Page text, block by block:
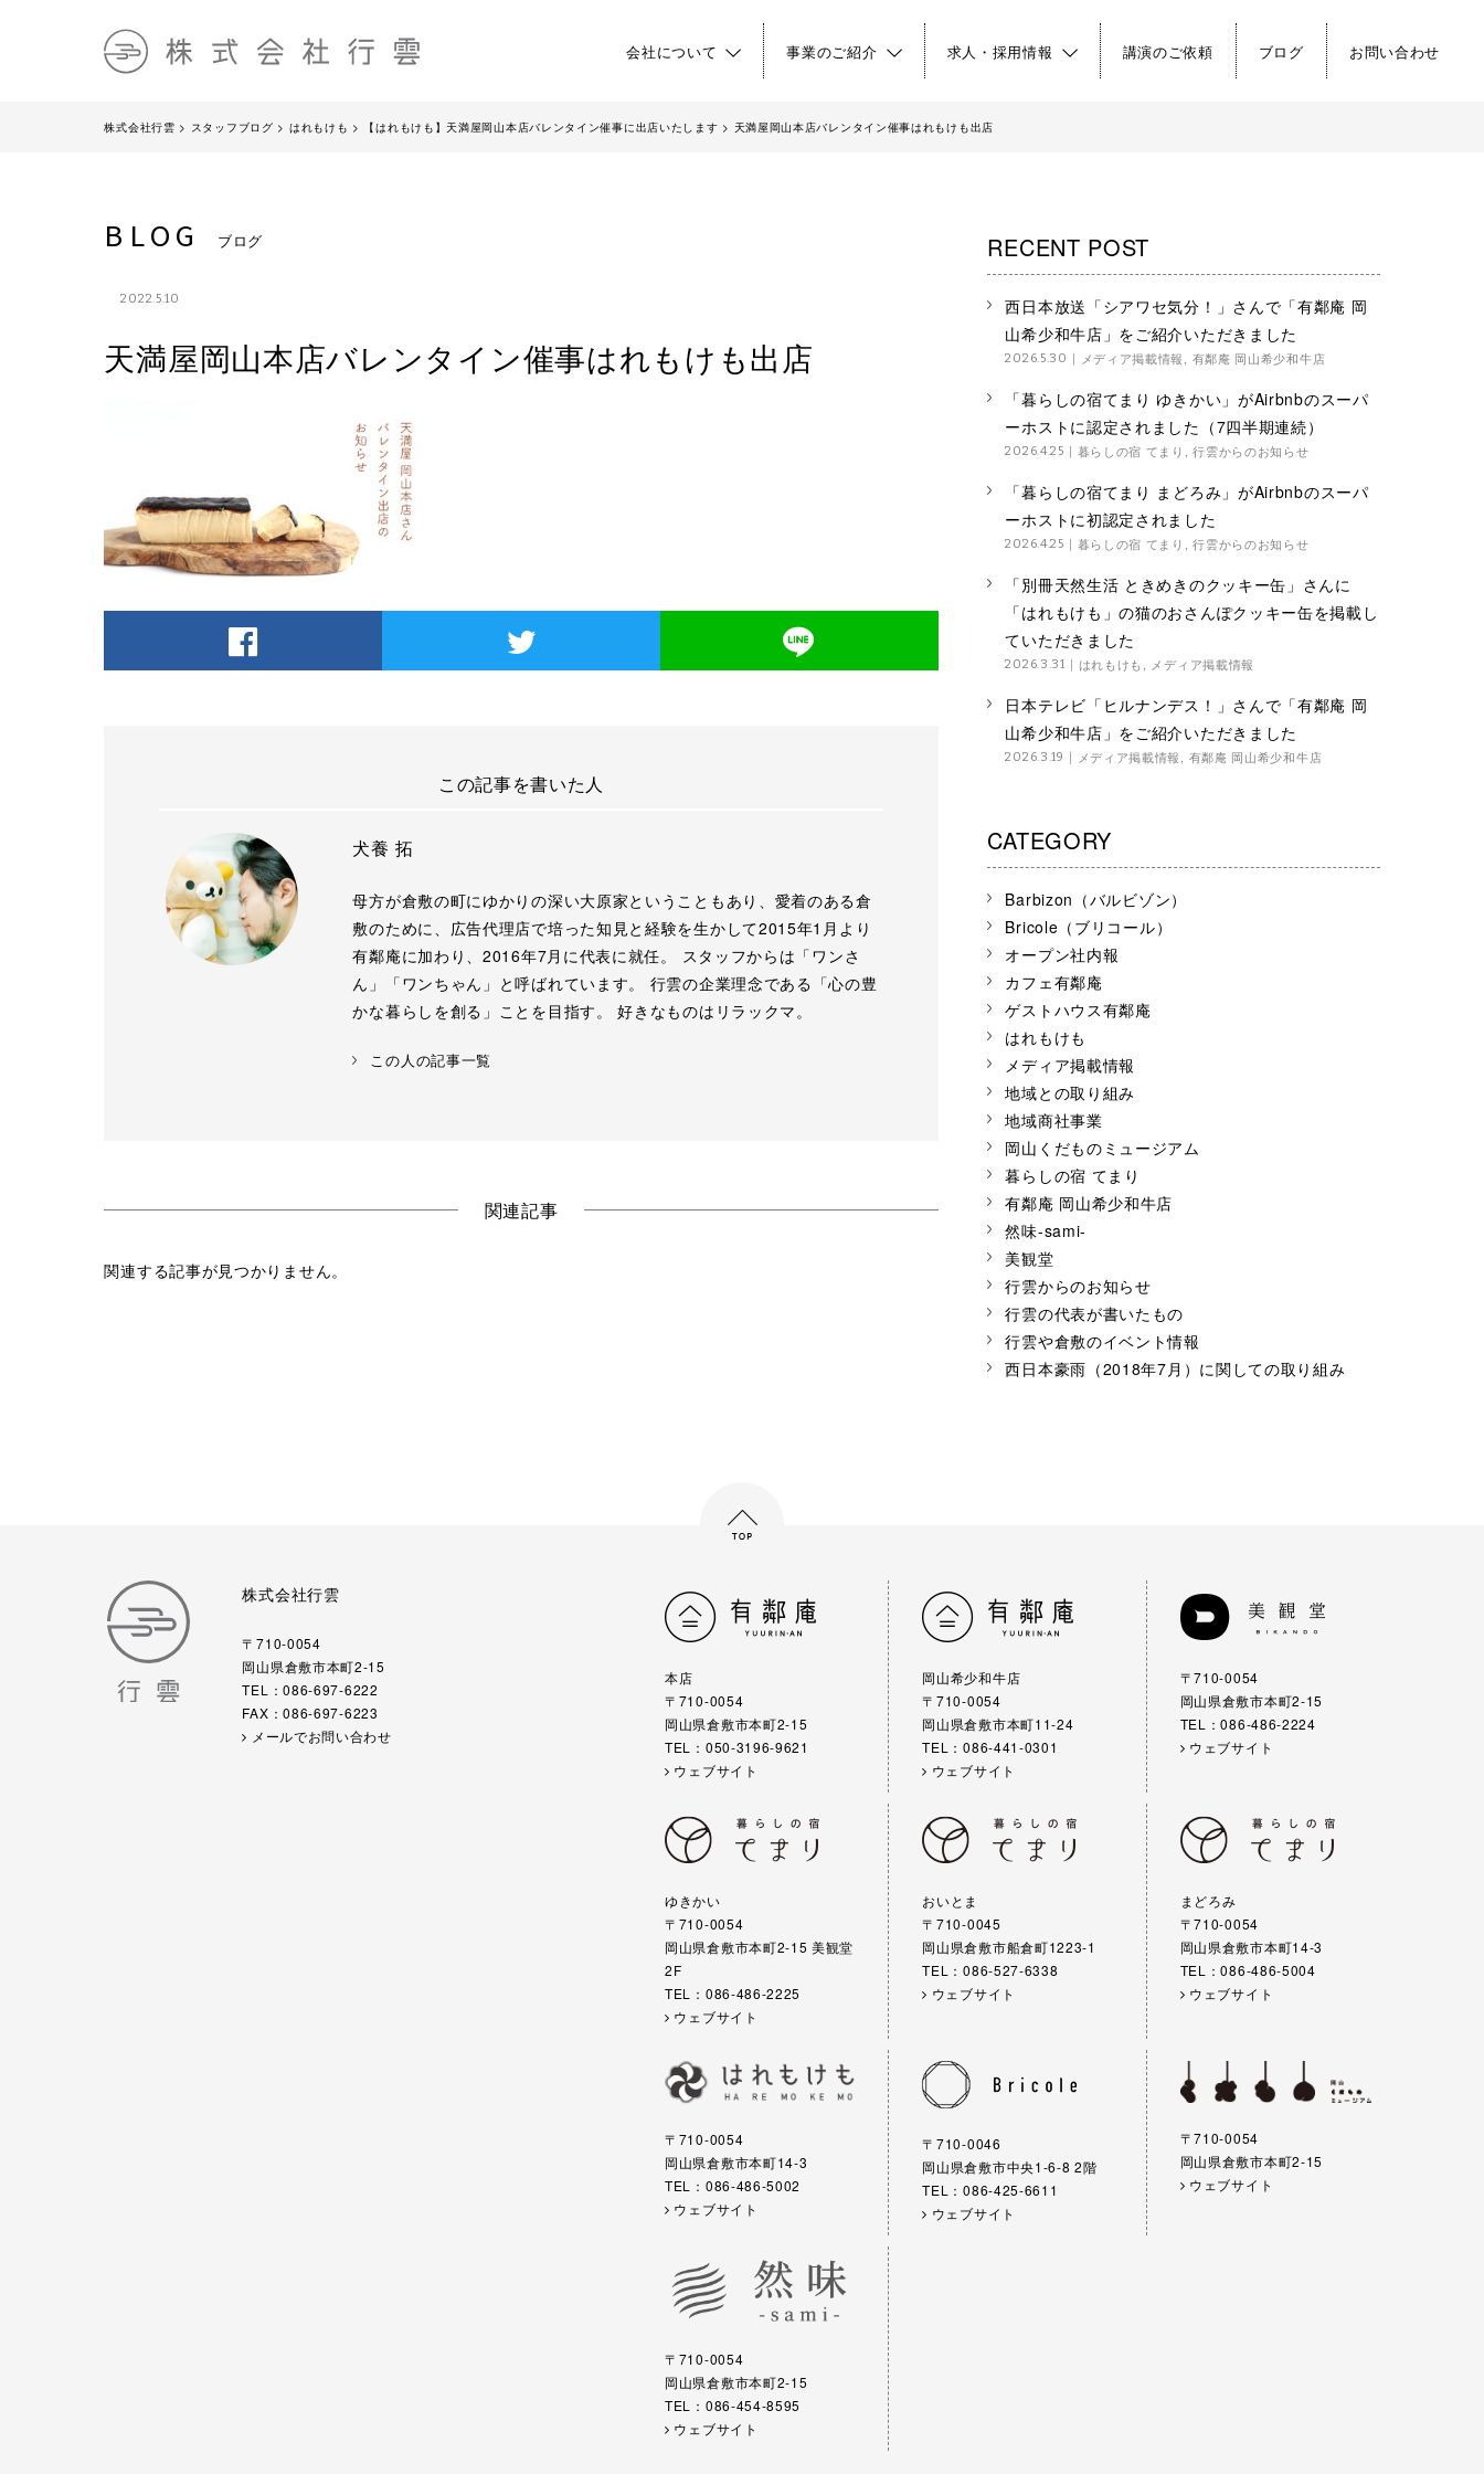
会社について 事業のご紹介 求人・採用情報 講演のご依頼 ブログ お問い合わせ
株式会社行雲 > スタッフブログ > はれもけも > 【はれもけも】天満屋岡山本店バレンタイン催事に出店いたします > 天満屋岡山本店バレンタイン催事はれもけも出店
BLOG ブログ
2022.5.10
天満屋岡山本店バレンタイン催事はれもけも出店
この記事を書いた人
犬養 拓
母方が倉敷の町にゆかりの深い大原家ということもあり、愛着のある倉
敷のために、広告代理店で培った知見と経験を生かして2015年1月より
有鄰庵に加わり、2016年7月に代表に就任。 スタッフからは「ワンさ
ん」「ワンちゃん」と呼ばれています。 行雲の企業理念である「心の豊
かな暮らしを創る」ことを目指す。 好きなものはリラックマ。
この人の記事一覧
関連記事
関連する記事が見つかりません。
RECENT POST
西日本放送「シアワセ気分！」さんで「有鄰庵 岡
山希少和牛店」をご紹介いただきました
2026.5.30 メディア掲載情報 有鄰庵 岡山希少和牛店
「暮らしの宿てまり ゆきかい」がAirbnbのスーパ
ーホストに認定されました（7四半期連続）
2026.4.25 暮らしの宿 てまり ,行雲からのお知らせ
「暮らしの宿てまり まどろみ」がAirbnbのスーパ
ーホストに初認定されました
2026.4.25 暮らしの宿 てまり ,行雲からのお知らせ
「別冊天然生活 ときめきのクッキー缶」さんに
「はれもけも」の猫のおさんぽクッキー缶を掲載し
ていただきました
2026.3.31 はれもけも メディア掲載情報
日本テレビ「ヒルナンデス！」さんで「有鄰庵 岡
山希少和牛店」をご紹介いただきました
2026.3.19 メディア掲載情報 有鄰庵 岡山希少和牛店
CATEGORY
Barbizon（バルビゾン）
Bricole（ブリコール）
オープン社内報
カフェ有鄰庵
ゲストハウス有鄰庵
はれもけも
メディア掲載情報
地域との取り組み
地域商社事業
岡山くだものミュージアム
暮らしの宿 てまり
有鄰庵 岡山希少和牛店
然味-sami-
美観堂
行雲からのお知らせ
行雲の代表が書いたもの
行雲や倉敷のイベント情報
西日本豪雨（2018年7月）に関しての取り組み
株式会社行雲
〒710-0054
岡山県倉敷市本町2-15
TEL：086-697-6222
FAX：086-697-6223
メールでお問い合わせ
本店
〒710-0054
岡山県倉敷市本町2-15
TEL：050-3196-9621
ウェブサイト
岡山希少和牛店
〒710-0054
岡山県倉敷市本町11-24
TEL：086-441-0301
ウェブサイト
〒710-0054
岡山県倉敷市本町2-15
TEL：086-486-2224
ウェブサイト
ゆきかい
〒710-0054
岡山県倉敷市本町2-15 美観堂
2F
TEL：086-486-2225
ウェブサイト
おいとま
〒710-0045
岡山県倉敷市船倉町1223-1
TEL：086-527-6338
ウェブサイト
まどろみ
〒710-0054
岡山県倉敷市本町14-3
TEL：086-486-5004
ウェブサイト
〒710-0054
岡山県倉敷市本町14-3
TEL：086-486-5002
ウェブサイト
〒710-0046
岡山県倉敷市中央1-6-8 2階
TEL：086-425-6611
ウェブサイト
〒710-0054
岡山県倉敷市本町2-15
ウェブサイト
〒710-0054
岡山県倉敷市本町2-15
TEL：086-454-8595
ウェブサイト